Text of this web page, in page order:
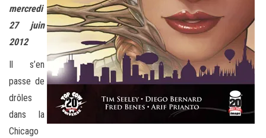
mercredi
27 juin
2012
Il s’en
passe de
drôles
dans la
Chicago